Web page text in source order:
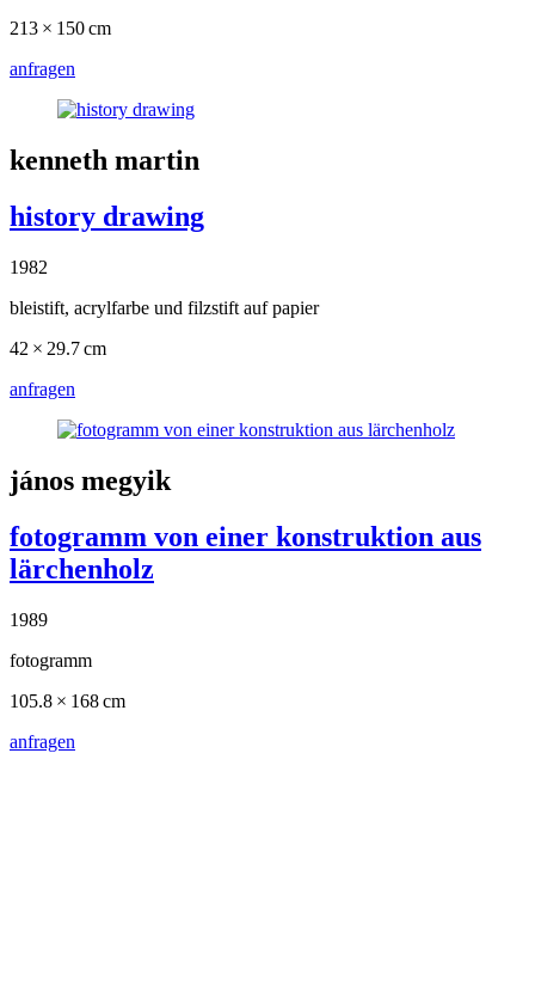
213 × 150 cm
anfragen
kenneth martin
history drawing
1982
bleistift, acrylfarbe und filzstift auf papier
42 × 29.7 cm
anfragen
jános megyik
fotogramm von einer konstruktion aus
lärchenholz
1989
fotogramm
105.8 × 168 cm
anfragen